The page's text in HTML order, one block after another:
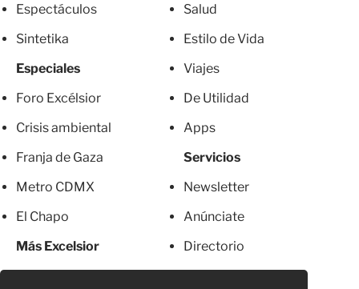
Espectáculos
Sintetika
Especiales
Foro Excélsior
Crisis ambiental
Franja de Gaza
Metro CDMX
El Chapo
Más Excelsior
Salud
Estilo de Vida
Viajes
De Utilidad
Apps
Servicios
Newsletter
Anúnciate
Directorio